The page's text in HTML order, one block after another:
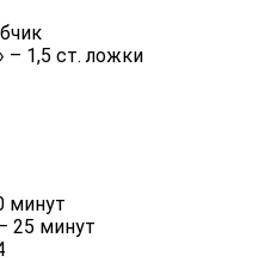
– 1,5 ст. ложки
минут
25 минут